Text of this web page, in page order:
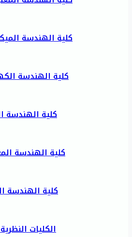
كلية الهندسة
كلية الهندسة
كلية الهندسة
كلية الهندسة
كلية الهندسة
الكليات